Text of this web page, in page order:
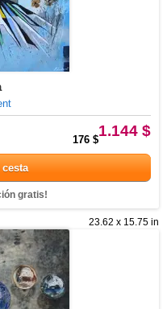
1.144 $
176 $
gratis!
23.62 x 15.75 in